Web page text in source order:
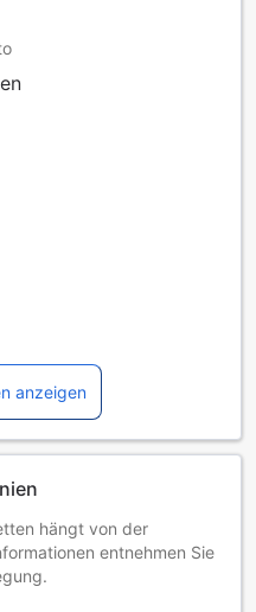
anzeigen
hängt von der
entnehmen Sie